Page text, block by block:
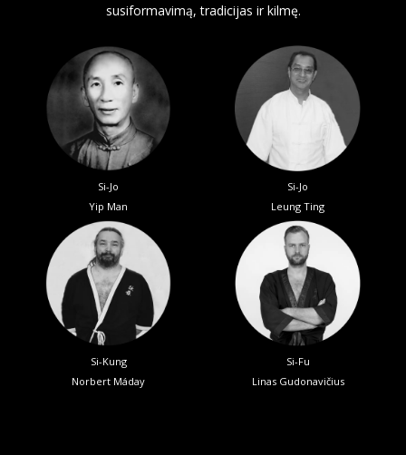
susiformavimą, tradicijas ir kilmę.
Si-Jo
Yip Man
Si-Jo
Leung Ting
Si-Kung
Norbert Máday
Si-Fu
Linas Gudonavičius